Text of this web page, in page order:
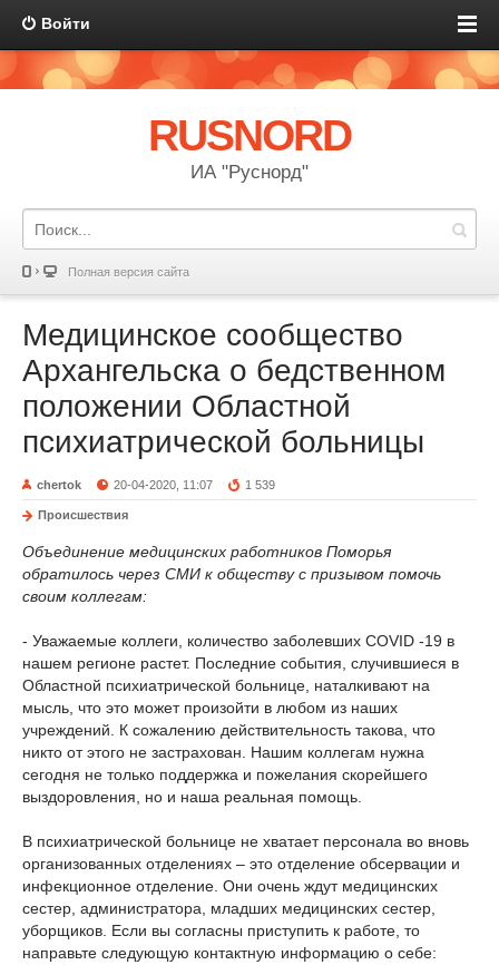
Войти
RUSNORD
ИА "Руснорд"
Полная версия сайта
Медицинское сообщество
Архангельска о бедственном
положении Областной
психиатрической больницы
chertok 20-04-2020, 11:07 1 539
Происшествия
Объединение медицинских работников Поморья
обратилось через СМИ к обществу с призывом помочь
своим коллегам:
- Уважаемые коллеги, количество заболевших CОVID -19 в
нашем регионе растет. Последние события, случившиеся в
Областной психиатрической больнице, наталкивают на
мысль, что это может произойти в любом из наших
учреждений. К сожалению действительность такова, что
никто от этого не застрахован. Нашим коллегам нужна
сегодня не только поддержка и пожелания скорейшего
выздоровления, но и наша реальная помощь.
В психиатрической больнице не хватает персонала во вновь
организованных отделениях – это отделение обсервации и
инфекционное отделение. Они очень ждут медицинских
сестер, администратора, младших медицинских сестер,
уборщиков. Если вы согласны приступить к работе, то
направьте следующую контактную информацию о себе: